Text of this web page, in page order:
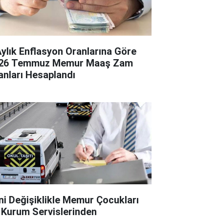
Enflasyon Oranlarına Göre
Temmuz Memur Maaş Zam
Hesaplandı
Değişiklikle Memur Çocukları
Servislerinden